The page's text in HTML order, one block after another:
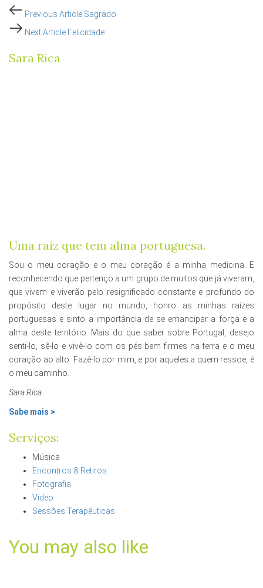
Post
navigation
Previous
Previous Article Sagrado
Next
Next Article Felicidade
Sara Rica
Uma raiz que tem alma portuguesa.
Sou o meu coração e o meu coração é a minha medicina. E
reconhecendo que pertenço a um grupo de muitos que já viveram,
que vivem e viverão pelo resignificado constante e profundo do
propósito deste lugar no mundo, honro as minhas raízes
portuguesas e sinto a importância de se emancipar a força e a
alma deste território. Mais do que saber sobre Portugal, desejo
senti-lo, sê-lo e vivê-lo com os pés bem firmes na terra e o meu
coração ao alto. Fazê-lo por mim, e por aqueles a quem ressoe, é
o meu caminho.
Sara Rica
Sabe mais >
Serviços:
Música
Encontros & Retiros
Fotografia
Vídeo
Sessões Terapêuticas
You may also like